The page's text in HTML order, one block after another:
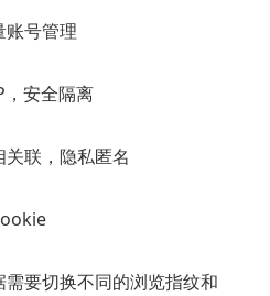
账号管理
安全隔离
联，隐私匿名
要切换不同的浏览指纹和